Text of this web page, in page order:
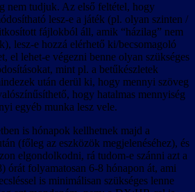
nem tudjuk. Az első feltétel, hogy
lesz-e a játék (pl. olyan szinten /
fájlokból áll, amik “házilag” nem
lesz-e hozzá elérhető ki/becsomagoló
el lehet-e végezni benne olyan szükséges
mint pl. a betűkészletek
után derül ki, hogy mennyi szöveg
hogy hatalmas mennyiség
egyéb munka lesz vele.
is hónapok kellhetnek majd a
(főleg az eszközök megjelenéséhez), és
elgondolkodni, rá tudom-e szánni azt a
órát folyamatosan 6-8 hónapon át, ami
is minimálisan szükséges lenne